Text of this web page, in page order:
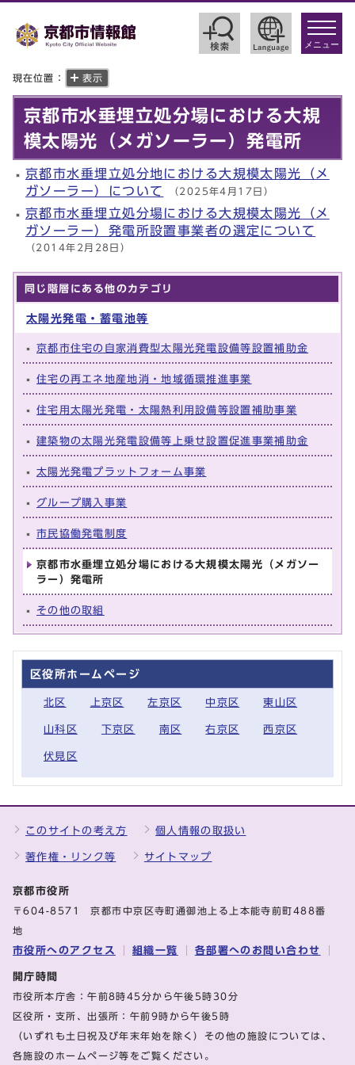
toggle
メニュー
現在位置： 表示
京都市水垂埋立処分場における大規
模太陽光（メガソーラー）発電所
京都市水垂埋立処分地における大規模太陽光（メ
ガソーラー）について （2025年4月17日）
京都市水垂埋立処分場における大規模太陽光（メ
ガソーラー）発電所設置事業者の選定について
（2014年2月28日）
同じ階層にある他のカテゴリ
太陽光発電・蓄電池等
京都市住宅の自家消費型太陽光発電設備等設置補助金
住宅の再エネ地産地消・地域循環推進事業
住宅用太陽光発電・太陽熱利用設備等設置補助事業
建築物の太陽光発電設備等上乗せ設置促進事業補助金
太陽光発電プラットフォーム事業
グループ購入事業
市民協働発電制度
京都市水垂埋立処分場における大規模太陽光（メガソー
ラー）発電所
その他の取組
区役所ホームページ
北区 上京区 左京区 中京区 東山区
山科区 下京区 南区 右京区 西京区
伏見区
このサイトの考え方 個人情報の取扱い
著作権・リンク等 サイトマップ
京都市役所
〒604-8571 京都市中京区寺町通御池上る上本能寺前町488番
地
市役所へのアクセス 組織一覧 各部署へのお問い合わせ
開庁時間
市役所本庁舎：午前8時45分から午後5時30分
区役所・支所、出張所：午前9時から午後5時
（いずれも土日祝及び年末年始を除く）その他の施設については、
各施設のホームページ等をご覧ください。